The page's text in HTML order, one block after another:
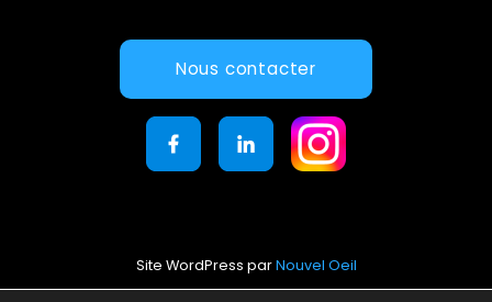
Nous contacter
Site WordPress parNouvel Oeil